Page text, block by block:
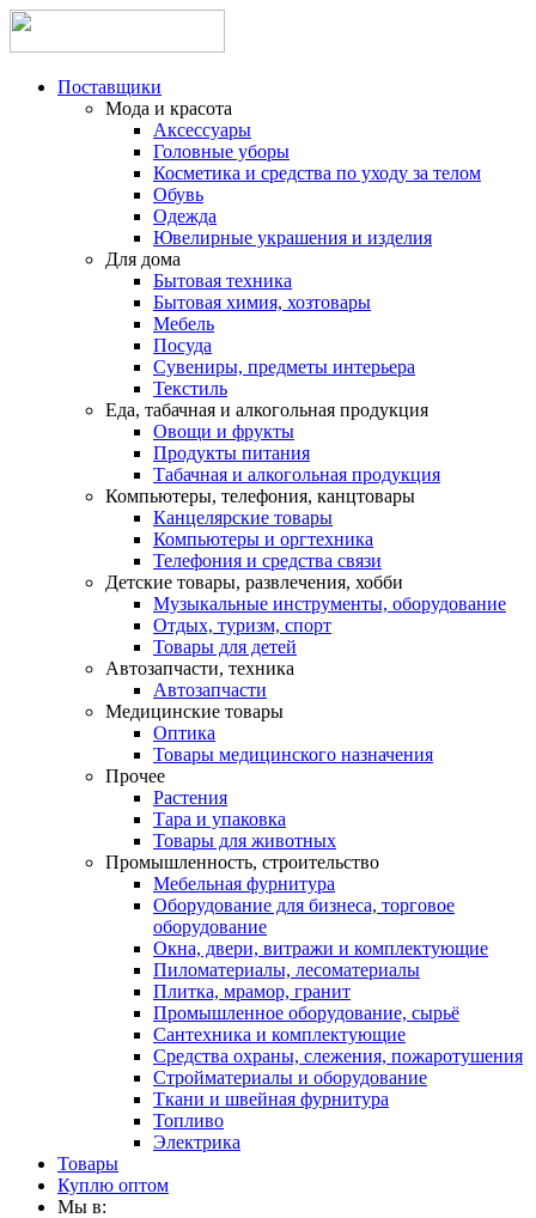
Поставщики
Мода и красота
Аксессуары
Головные уборы
Косметика и средства по уходу за телом
Обувь
Одежда
Ювелирные украшения и изделия
Для дома
Бытовая техника
Бытовая химия, хозтовары
Мебель
Посуда
Сувениры, предметы интерьера
Текстиль
Еда, табачная и алкогольная продукция
Овощи и фрукты
Продукты питания
Табачная и алкогольная продукция
Компьютеры, телефония, канцтовары
Канцелярские товары
Компьютеры и оргтехника
Телефония и средства связи
Детские товары, развлечения, хобби
Музыкальные инструменты, оборудование
Отдых, туризм, спорт
Товары для детей
Автозапчасти, техника
Автозапчасти
Медицинские товары
Оптика
Товары медицинского назначения
Прочее
Растения
Тара и упаковка
Товары для животных
Промышленность, строительство
Мебельная фурнитура
Оборудование для бизнеса, торговое
оборудование
Окна, двери, витражи и комплектующие
Пиломатериалы, лесоматериалы
Плитка, мрамор, гранит
Промышленное оборудование, сырьё
Сантехника и комплектующие
Средства охраны, слежения, пожаротушения
Стройматериалы и оборудование
Ткани и швейная фурнитура
Топливо
Электрика
Товары
Куплю оптом
Мы в: